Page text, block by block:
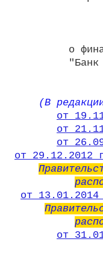
о
"Банк
(В
от
от
от
от 29.12.2012
от
от